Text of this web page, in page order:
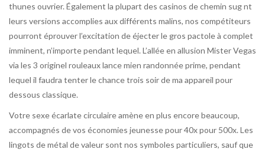
thunes ouvrier. Également la plupart des casinos de chemin sug nt
leurs versions accomplies aux différents malins, nos compétiteurs
pourront éprouver l’excitation de éjecter le gros pactole à complet
imminent, n’importe pendant lequel. L’allée en allusion Mister Vegas
via les 3 originel rouleaux lance mien randonnée prime, pendant
lequel il faudra tenter le chance trois soir de ma appareil pour
dessous classique.
Votre sexe écarlate circulaire amène en plus encore beaucoup,
accompagnés de vos économies jeunesse pour 40x pour 500x. Les
lingots de métal de valeur sont nos symboles particuliers, sauf que